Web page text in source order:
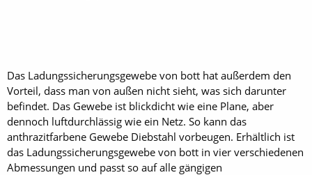
Das Ladungssicherungsgewebe von bott hat außerdem den
Vorteil, dass man von außen nicht sieht, was sich darunter
befindet. Das Gewebe ist blickdicht wie eine Plane, aber
dennoch luftdurchlässig wie ein Netz. So kann das
anthrazitfarbene Gewebe Diebstahl vorbeugen. Erhältlich ist
das Ladungssicherungsgewebe von bott in vier verschiedenen
Abmessungen und passt so auf alle gängigen